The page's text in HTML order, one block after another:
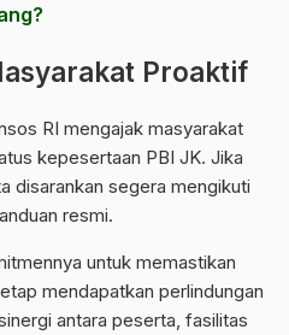
Proaktif
RI mengajak masyarakat
kepesertaan PBI JK. Jika
disarankan segera mengikuti
resmi.
untuk memastikan
mendapatkan perlindungan
antara peserta, fasilitas